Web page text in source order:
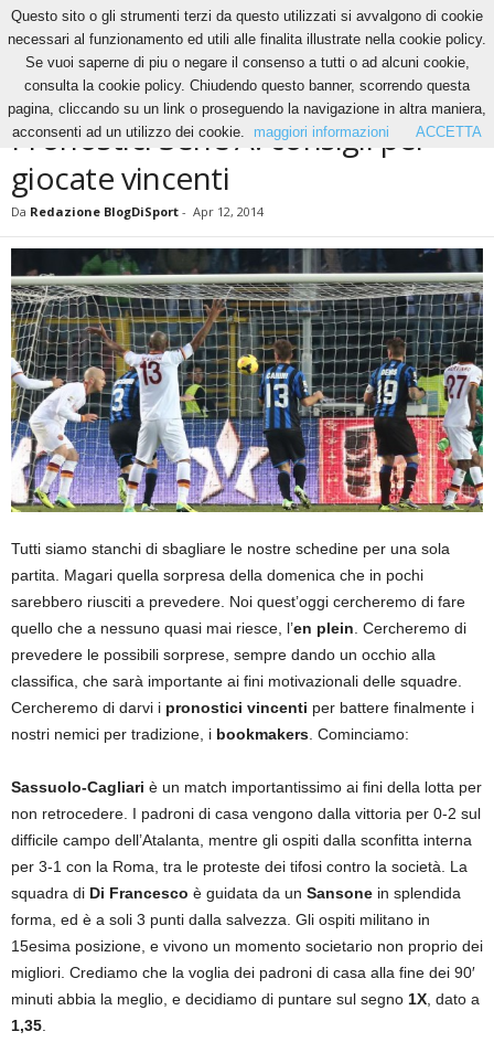
News Pronostici Serie A: consigli per giocate vincenti
NEWS
Pronostici Serie A: consigli per
giocate vincenti
Da Redazione BlogDiSport - Apr 12, 2014
Tutti siamo stanchi di sbagliare le nostre schedine per una sola
partita. Magari quella sorpresa della domenica che in pochi
sarebbero riusciti a prevedere. Noi quest’oggi cercheremo di fare
quello che a nessuno quasi mai riesce, l’en plein . Cercheremo di
prevedere le possibili sorprese, sempre dando un occhio alla
classifica, che sarà importante ai fini motivazionali delle squadre.
Cercheremo di darvi i pronostici vincenti per battere finalmente i
nostri nemici per tradizione, i bookmakers . Cominciamo:
Sassuolo-Cagliari è un match importantissimo ai fini della lotta per
non retrocedere. I padroni di casa vengono dalla vittoria per 0-2 sul
difficile campo dell’Atalanta, mentre gli ospiti dalla sconfitta interna
per 3-1 con la Roma, tra le proteste dei tifosi contro la società. La
squadra di Di Francesco è guidata da un Sansone in splendida
forma, ed è a soli 3 punti dalla salvezza. Gli ospiti militano in
15esima posizione, e vivono un momento societario non proprio dei
migliori. Crediamo che la voglia dei padroni di casa alla fine dei 90′
minuti abbia la meglio, e decidiamo di puntare sul segno 1X , dato a
1,35
Questo sito o gli strumenti terzi da questo utilizzati si avvalgono di cookie
necessari al funzionamento ed utili alle finalita illustrate nella cookie policy.
Se vuoi saperne di piu o negare il consenso a tutti o ad alcuni cookie,
consulta la cookie policy. Chiudendo questo banner, scorrendo questa
pagina, cliccando su un link o proseguendo la navigazione in altra maniera,
acconsenti ad un utilizzo dei cookie.
maggiori informazioni ACCETTA